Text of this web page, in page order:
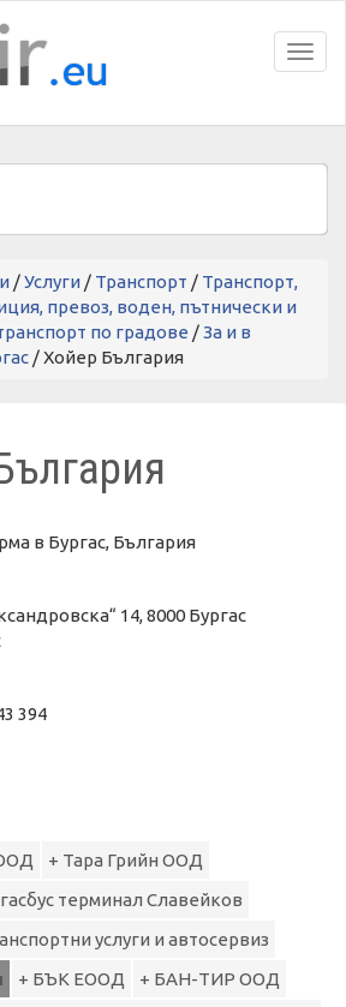
/Услуги/ Транспорт / Транспорт,
превоз, воден, пътнически и
по градове /За и в
/ Хойер България
в Бургас, България
14, 8000 Бургас
394
+ Тара Грийн ООД
терминал Славейков
услуги и автосервиз
+ БЪК ЕООД
+ БАН-ТИР ООД